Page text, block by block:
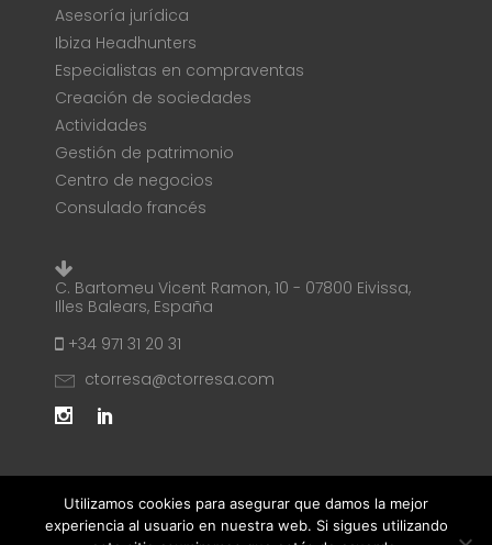
Asesoría jurídica
Ibiza Headhunters
Especialistas en compraventas
Creación de sociedades
Actividades
Gestión de patrimonio
Centro de negocios
Consulado francés
C. Bartomeu Vicent Ramon, 10 - 07800 Eivissa,
Illes Balears, España
+34 971 31 20 31
ctorresa@ctorresa.com
Utilizamos cookies para asegurar que damos la mejor
experiencia al usuario en nuestra web. Si sigues utilizando